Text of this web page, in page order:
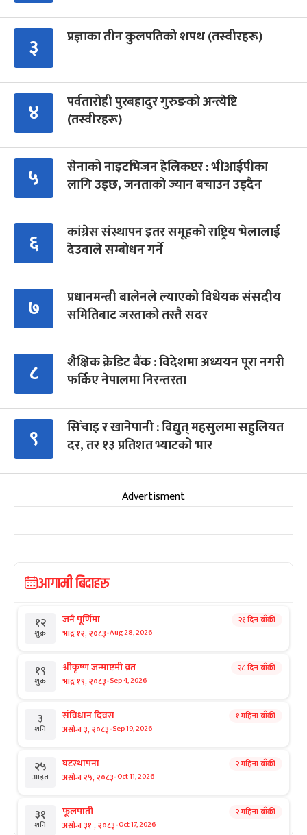
३ प्रज्ञाका तीन कुलपतिको शपथ (तस्वीरहरू)
४
पर्वतारोही पुरबहादुर गुरुङको अन्त्येष्टि
(तस्वीरहरू)
५
सेनाको नाइटभिजन हेलिकप्टर : भीआईपीका
लागि उड्छ, जनताको ज्यान बचाउन उड्दैन
६
कांग्रेस संस्थापन इतर समूहको राष्ट्रिय भेलालाई
देउवाले सम्बोधन गर्ने
७
प्रधानमन्त्री बालेनले ल्याएको विधेयक संसदीय
समितिबाट जस्ताको तस्तै सदर
८
शैक्षिक क्रेडिट बैंक : विदेशमा अध्ययन पूरा नगरी
फर्किए नेपालमा निरन्तरता
९
सिँचाइ र खानेपानी : विद्युत् महसुलमा सहुलियत
दर, तर १३ प्रतिशत भ्याटको भार
Advertisment
आगामी बिदाहरु
१२
शुक्र
जनै पूर्णिमा
भाद्र १२, २०८३-Aug 28, 2026
२१ दिन बाँकी
१९
शुक्र
श्रीकृष्ण जन्माष्टमी व्रत
भाद्र १९, २०८३-Sep 4, 2026
२८ दिन बाँकी
३
शनि
संविधान दिवस
असोज ३, २०८३-Sep 19, 2026
१ महिना बाँकी
२५
आइत
घटस्थापना
असोज २५, २०८३-Oct 11, 2026
२ महिना बाँकी
३१
शनि
फूलपाती
असोज ३१ , २०८३-Oct 17, 2026
२ महिना बाँकी